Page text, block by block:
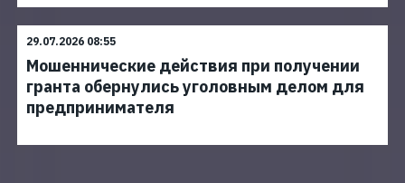
29.07.2026 08:55
Мошеннические действия при получении
гранта обернулись уголовным делом для
предпринимателя